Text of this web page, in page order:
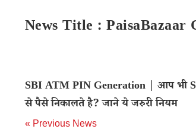
News Title :
SBI ATM PIN Generation | आप भी
से पैसे निकालते है? जाने ये जरुरी नियम
« Previous News